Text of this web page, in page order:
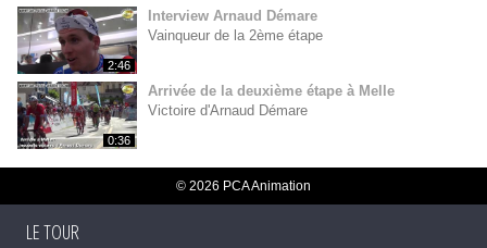
2:46
Interview Arnaud Démare
Vainqueur de la 2ème étape
0:36
Arrivée de la deuxième étape à Melle
Victoire d'Arnaud Démare
© 2026 PCA Animation
LE TOUR